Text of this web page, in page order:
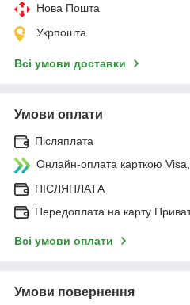
Нова Пошта
Укрпошта
Всі умови доставки
Умови оплати
Післяплата
Онлайн-оплата карткою
ПІСЛЯПЛАТА
Передоплата на карту
Всі умови оплати
Умови повернення